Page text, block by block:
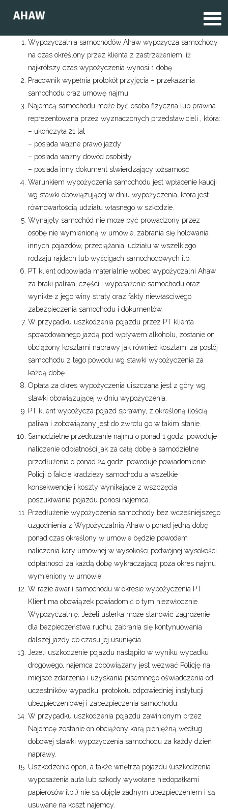
Wypożyczalnia samochodów Ahaw wypożycza samochody
na czas określony przez klienta z zastrzeżeniem, iż
najkrótszy czas wypożyczenia wynosi 1 dobę.
Pracownik wypełnia protokół przyjęcia – przekazania
samochodu oraz umowę najmu.
Najemcą samochodu może być osoba fizyczna lub prawna
reprezentowana przez wyznaczonych przedstawicieli , która:
– ukończyła 21 lat
– posiada ważne prawo jazdy
– posiada ważny dowód osobisty
– posiada inny dokument stwierdzający tożsamość
Warunkiem wypożyczenia samochodu jest wpłacenie kaucji
wg stawki obowiązującej w dniu wypożyczenia, która jest
równowartością udziału własnego w szkodzie.
Wynajęty samochód nie może być prowadzony przez
osobę nie wymienioną w umowie, zabrania się holowania
innych pojazdów, przeciążania, udziału w wszelkiego
rodzaju rajdach lub wyścigach samochodowych itp.
PT klient odpowiada materialnie wobec wypożyczalni Ahaw
za braki paliwa, części i wyposażenie samochodu oraz
wynikłe z jego winy straty oraz fakty niewłaściwego
zabezpieczenia samochodu i dokumentów.
W przypadku uszkodzenia pojazdu przez PT klienta
spowodowanego jazdą pod wpływem alkoholu, zostanie on
obciążony kosztami naprawy jak również kosztami za postój
samochodu z tego powodu wg stawki wypożyczenia za
każdą dobę.
Opłata za okres wypożyczenia uiszczana jest z góry wg
stawki obowiązującej w dniu wypożyczenia.
PT klient wypożycza pojazd sprawny, z określoną ilością
paliwa i zobowiązany jest do zwrotu go w takim stanie.
Samodzielne przedłużanie najmu o ponad 1 godz. powoduje
naliczenie odpłatności jak za całą dobę a samodzielne
przedłużenia o ponad 24 godz. powoduje powiadomienie
Policji o fakcie kradzieży samochodu a wszelkie
konsekwencje i koszty wynikające z wszczęcia
poszukiwania pojazdu ponosi najemca.
Przedłużenie wypożyczenia samochody bez wcześniejszego
uzgodnienia z Wypożyczalnią Ahaw o ponad jedną dobę
ponad czas określony w umowie będzie powodem
naliczenia kary umownej w wysokości podwójnej wysokości
odpłatności za każdą dobę wykraczającą poza okres najmu
wymieniony w umowie.
W razie awarii samochodu w okresie wypożyczenia PT
Klient ma obowiązek powiadomić o tym niezwłocznie
Wypożyczalnię. Jeżeli usterka może stanowić zagrożenie
dla bezpieczeństwa ruchu, zabrania się kontynuowania
dalszej jazdy do czasu jej usunięcia.
Jeżeli uszkodzenie pojazdu nastąpiło w wyniku wypadku
drogowego, najemca zobowiązany jest wezwać Policję na
miejsce zdarzenia i uzyskania pisemnego oświadczenia od
uczestników wypadku, protokołu odpowiedniej instytucji
ubezpieczeniowej i zabezpieczenia samochodu.
W przypadku uszkodzenia pojazdu zawinionym przez
Najemcę zostanie on obciążony karą pieniężną według
dobowej stawki wypożyczenia samochodu za każdy dzień
naprawy.
Uszkodzenie opon, a także wnętrza pojazdu (uszkodzenia
wyposażenia auta lub szkody wywołane niedopałkami
papierosów itp..) nie są objęte żadnym ubezpieczeniem i są
usuwane na koszt najemcy.